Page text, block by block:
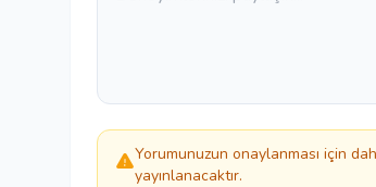
Yorumunuzun onaylanması için
yayınlanacaktır.